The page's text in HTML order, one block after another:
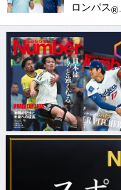
ロンパス®